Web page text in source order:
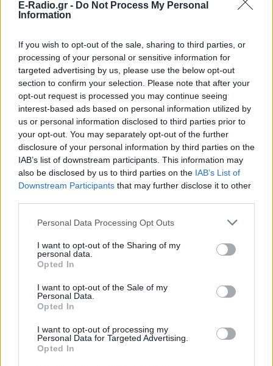
E-Radio.gr - Do Not Process My Personal
Information
If you wish to opt-out of the sale, sharing to third parties, or
processing of your personal or sensitive information for
targeted advertising by us, please use the below opt-out
section to confirm your selection. Please note that after your
opt-out request is processed you may continue seeing
interest-based ads based on personal information utilized by
us or personal information disclosed to third parties prior to
your opt-out. You may separately opt-out of the further
disclosure of your personal information by third parties on the
IAB’s list of downstream participants. This information may
also be disclosed by us to third parties on the IAB’s List of
Downstream Participants that may further disclose it to other
Personal Data Processing Opt Outs
I want to opt-out of the Sharing of my
personal data.
Opted In
I want to opt-out of the Sale of my
Personal Data.
Opted In
I want to opt-out of processing my
Personal Data for Targeted Advertising.
Opted In
ΔΕΙΤΕ ΕΠΙΣΗΣ
πισίνα beach bar
ΣΉΜΕΡΑ